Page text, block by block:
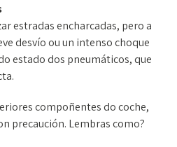
estradas encharcadas, pero a
desvío ou un intenso choque
estado dos pneumáticos, que
compoñentes do coche,
precaución. Lembras como?